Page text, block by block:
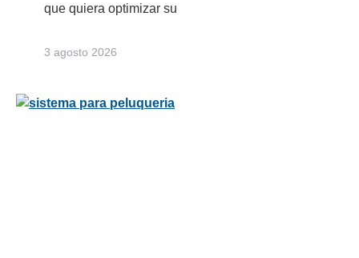
que quiera optimizar su
3 agosto 2026